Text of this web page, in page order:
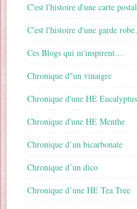
C'est l'histoire d'une carte
C'est l'histoire d'une garde
Ces Blogs qui m'inspirent…
Chronique d"un vinaigre
Chronique d'une HE
Chronique d'une HE Menthe
Chronique d’un bicarbonate
Chronique d’un dico
Chronique d’une HE Tea Tree